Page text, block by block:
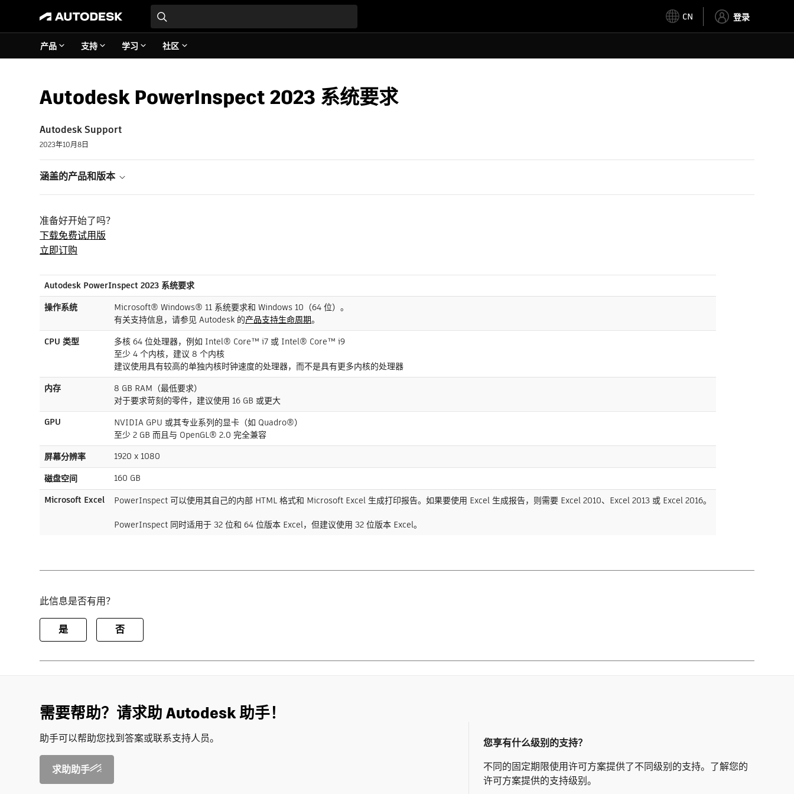
CN 登录
产品 支持 学习 社区
Autodesk PowerInspect 2023 系统要求
Autodesk Support
2023年10月8日
涵盖的产品和版本
准备好开始了吗？
下载免费试用版
立即订购
Autodesk PowerInspect 2023 系统要求
操作系统
Microsoft® Windows® 11 系统要求和 Windows 10（64 位）。
有关支持信息，请参见 Autodesk 的产品支持生命周期。
CPU 类型
多核 64 位处理器，例如 Intel® Core™ i7 或 Intel® Core™ i9
至少 4 个内核，建议 8 个内核
建议使用具有较高的单独内核时钟速度的处理器，而不是具有更多内核的处理器
内存
8 GB RAM（最低要求）
对于要求苛刻的零件，建议使用 16 GB 或更大
GPU
NVIDIA GPU 或其专业系列的显卡（如 Quadro®）
至少 2 GB 而且与 OpenGL® 2.0 完全兼容
屏幕分辨率
1920 x 1080
磁盘空间
160 GB
Microsoft Excel
PowerInspect 可以使用其自己的内部 HTML 格式和 Microsoft Excel 生成打印报告。如果要使用 Excel 生成报告，则需要 Excel 2010、Excel 2013 或 Excel 2016。
PowerInspect 同时适用于 32 位和 64 位版本 Excel，但建议使用 32 位版本 Excel。
此信息是否有用？
是 否
需要帮助？请求助 Autodesk 助手！
助手可以帮助您找到答案或联系支持人员。
求助助手
您享有什么级别的支持？
不同的固定期限使用许可方案提供了不同级别的支持。了解您的
许可方案提供的支持级别。